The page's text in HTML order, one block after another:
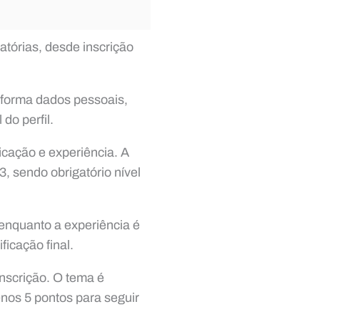
desde inscrição
dados pessoais,
do perfil.
e experiência. A
sendo obrigatório nível
a experiência é
final.
O tema é
5 pontos para seguir